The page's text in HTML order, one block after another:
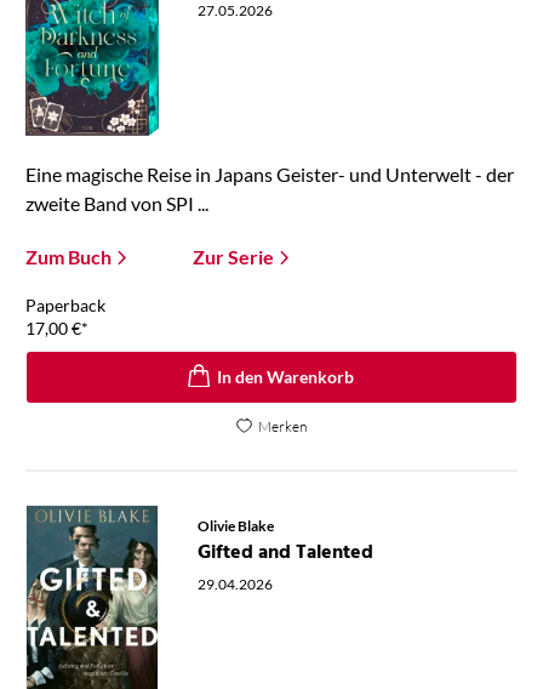
27.05.2026
Eine magische Reise in Japans Geister- und Unterwelt - der
zweite Band von SPI ...
Zum Buch Zur Serie
Paperback
17,00€*
In den Warenkorb
Merken
Olivie Blake
Gifted and Talented
29.04.2026